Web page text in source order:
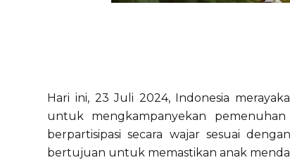
Hari ini, 23 Juli 2024, Indonesia
untuk mengkampanyekan
berpartisipasi secara wajar sesuai
bertujuan untuk memastikan anak